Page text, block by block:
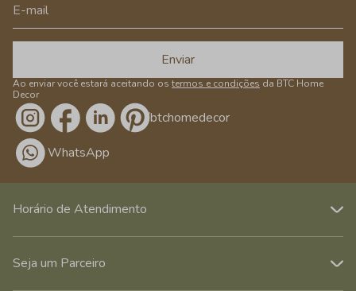
Enviar
Ao enviar você estará aceitando os termos e condições da BTC Home
Decor
/btchomedecor
WhatsApp
Horário de Atendimento
Seja um Parceiro